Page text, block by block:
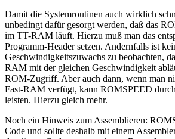
Damit die Systemroutinen auch wirklich
unbedingt dafür gesorgt werden, daß das
im TT-RAM läuft. Hierzu muß man das
Programm-Header setzen. Andernfalls ist
Geschwindigkeitszuwachs zu beobachten,
RAM mit der gleichen Geschwindigkeit
ROM-Zugriff. Aber auch dann, wenn man
Fast-RAM verfügt, kann ROMSPEED
leisten. Hierzu gleich mehr.
Noch ein Hinweis zum Assemblieren:
Code und sollte deshalb mit einem